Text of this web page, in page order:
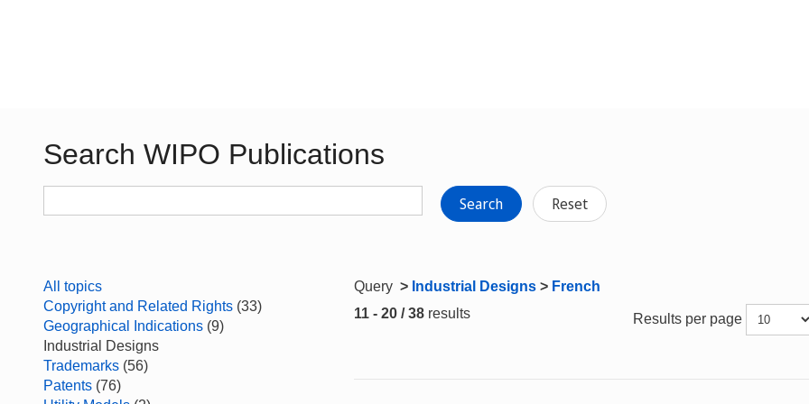
Search WIPO Publications
Search Reset
All topics
Copyright and Related Rights (33)
Geographical Indications (9)
Industrial Designs
Trademarks (56)
Patents (76)
Query > Industrial Designs > French
11 - 20 / 38 results Results per page